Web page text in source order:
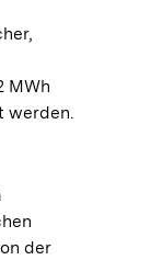
MWh
werden.
der